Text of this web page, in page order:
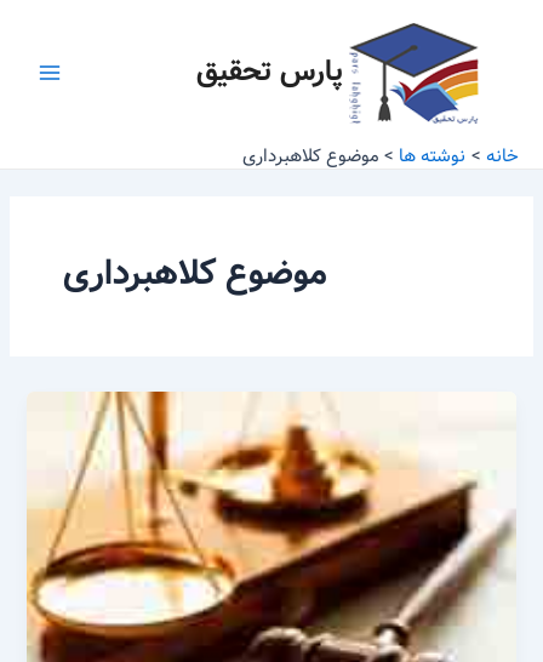
پارس تحقیق
خانه نوشته ها موضوع کلاهبرداری
موضوع کلاهبرداری